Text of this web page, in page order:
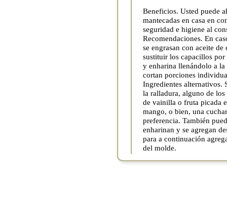
Beneficios. Usted puede
mantecadas en casa en
seguridad e higiene al
Recomendaciones. En
se engrasan con aceite
sustituir los capacillos por
y enharina llenándolo a
cortan porciones
Ingredientes alternativos.
la ralladura, alguno de los
de vainilla o fruta picada
mango, o bien, una
preferencia. También
enharinan y se agregan
para a continuación
del molde.